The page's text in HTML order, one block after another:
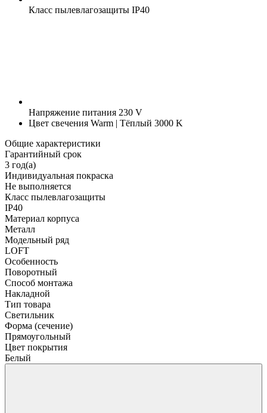
Класс пылевлагозащиты IP40
Напряжение питания 230 V
Цвет свечения Warm | Тёплый 3000 K
Общие характеристики
Гарантийный срок
3 год(а)
Индивидуальная покраска
Не выполняется
Класс пылевлагозащиты
IP40
Материал корпуса
Металл
Модельный ряд
LOFT
Особенность
Поворотный
Способ монтажа
Накладной
Тип товара
Светильник
Форма (сечение)
Прямоугольный
Цвет покрытия
Белый